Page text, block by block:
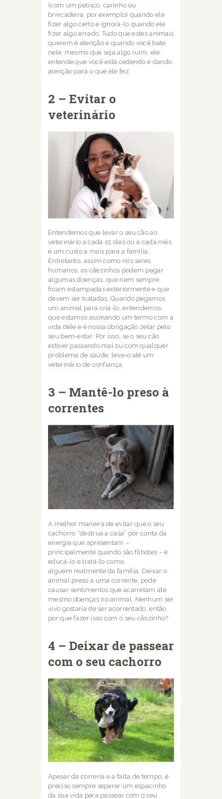
(com um petisco, carinho ou
brincadeira, por exemplo) quando ele
fizer algo certo e ignorá-lo quando ele
fizer algo errado.Tudo que estes animais
querem é atenção e quando você bate
nele, mesmo que seja algo ruim, ele
entende que você está cedendo e dando
atenção para o que ele fez.
2 – Evitar o
veterinário
Entendemos que levar o seu cão ao
veterinário a cada 15 dias ou a cada mês
é um custo a mais para a família.
Entretanto, assim como nós seres
humanos, os cãezinhos podem pegar
algumas doenças, que nem sempre
ficam estampadas exteriormente e que
devem ser tratadas. Quando pegamos
um animal para criá-lo, entendemos
que estamos assinando um termo com a
vida dele e é nossa obrigação zelar pelo
seu bem-estar. Por isso, se o seucão
estiver passando mal ou com qualquer
problema de saúde, leve-o até um
veterinário de confiança.
3 – Mantê-lo preso à
correntes
A melhor maneira de evitar que o seu
cachorro “destrua a casa” por conta da
energia que apresentam –
principalmente quando são filhotes – é
educá-lo e tratá-lo como
alguém realmente da família. Deixar o
animal preso a uma corrente, pode
causar sentimentos que acarretam até
mesmo doenças no animal. Nenhum ser
vivo gostaria de ser acorrentado,então
por que fazer isso com o seu cãozinho?
4 – Deixar de passear
com o seu cachorro
Apesar da correria e a falta de tempo, é
preciso sempre separar um espacinho
da sua vida para passear com o seu